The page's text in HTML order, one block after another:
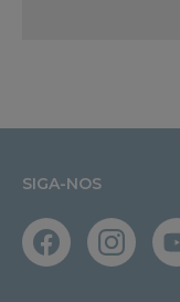
SIGA-NOS